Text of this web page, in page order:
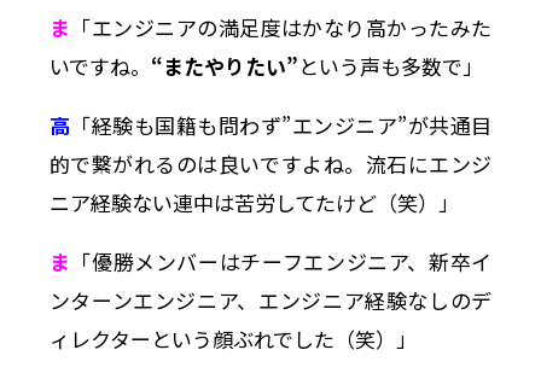
ま 「エンジニアの満足度はかなり高かったみた
いですね。 “またやりたい”という声も多数で」
高 「経験も国籍も問わず”エンジニア”が共通目
的で繋がれるのは良いですよね。流石にエンジ
ニア経験ない連中は苦労してたけど（笑）」
ま 「優勝メンバーはチーフエンジニア、新卒イ
ンターンエンジニア、エンジニア経験なしのデ
ィレクターという顔ぶれでした（笑）」